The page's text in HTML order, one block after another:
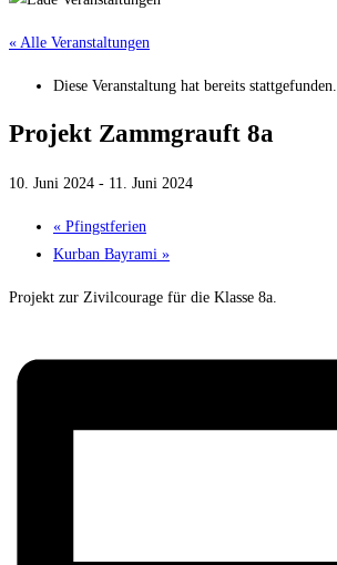
« Alle Veranstaltungen
Diese Veranstaltung hat bereits stattgefunden.
Projekt Zammgrauft 8a
10. Juni 2024 - 11. Juni 2024
« Pfingstferien
Kurban Bayrami »
Projekt zur Zivilcourage für die Klasse 8a.